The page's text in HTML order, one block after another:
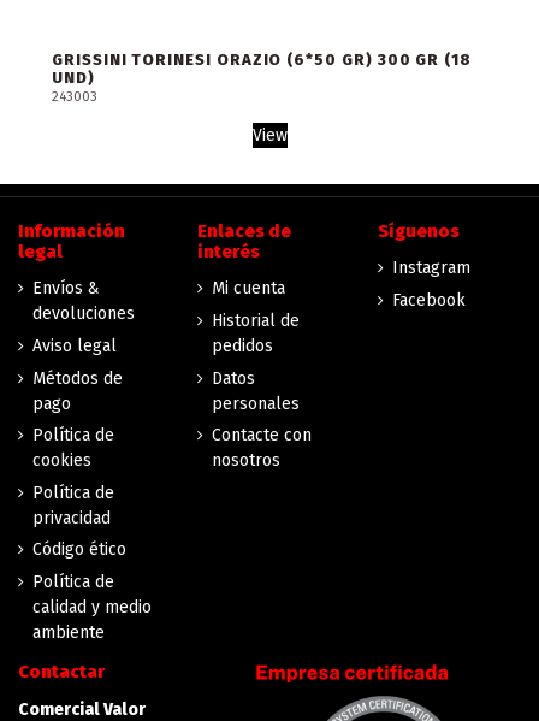
GRISSINI TORINESI ORAZIO (6*50 GR) 300 GR (18
UND)
243003
View
Información
legal
Envíos &
devoluciones
Aviso legal
Métodos de
pago
Política de
cookies
Política de
privacidad
Código ético
Política de
calidad y medio
ambiente
Enlaces de
interés
Mi cuenta
Historial de
pedidos
Datos
personales
Contacte con
nosotros
Síguenos
Instagram
Facebook
Contactar
Comercial Valor